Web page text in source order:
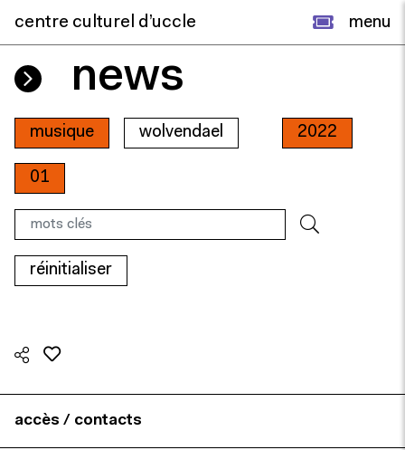
centre culturel d’uccle menu
news
musique wolvendael 2022
01
réinitialiser
accès / contacts